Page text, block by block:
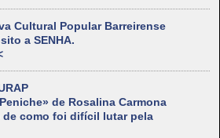
Cultural Popular Barreirense
a SENHA.
de Rosalina Carmona
de como foi difícil lutar pela